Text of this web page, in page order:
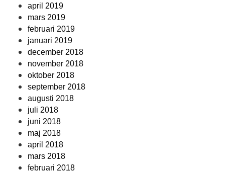
april 2019
mars 2019
februari 2019
januari 2019
december 2018
november 2018
oktober 2018
september 2018
augusti 2018
juli 2018
juni 2018
maj 2018
april 2018
mars 2018
februari 2018